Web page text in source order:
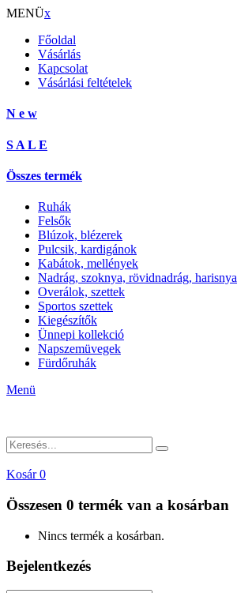
MENÜx
Főoldal
Vásárlás
Kapcsolat
Vásárlási feltételek
N e w
S A L E
Összes termék
Ruhák
Felsők
Blúzok, blézerek
Pulcsik, kardigánok
Kabátok, mellények
Nadrág, szoknya, rövidnadrág, harisnya
Overálok, szettek
Sportos szettek
Kiegészítők
Ünnepi kollekció
Napszemüvegek
Fürdőruhák
Menü
Kosár 0
Összesen 0 termék van a kosárban
Nincs termék a kosárban.
Bejelentkezés